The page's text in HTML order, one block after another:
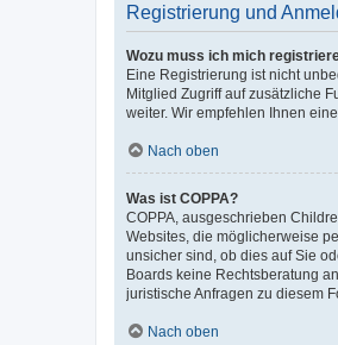
Registrierung und
Wozu muss ich mich
Eine Registrierung ist nicht
Mitglied Zugriff auf zusätzliche
weiter. Wir empfehlen Ihnen
Nach oben
Was ist COPPA?
COPPA, ausgeschrieben
Websites, die möglicherweise
unsicher sind, ob dies auf Sie
Boards keine Rechtsberatung
juristische Anfragen zu diesem
Nach oben